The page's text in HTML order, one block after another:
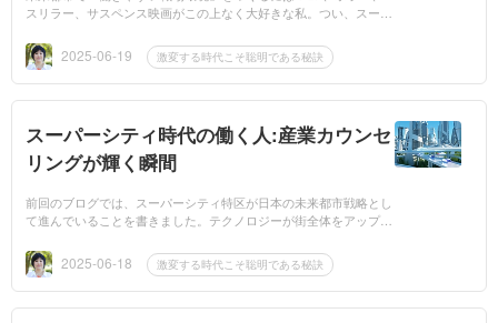
スリラー、サスペンス映画がこの上なく大好きな私。つい、スーパ
やるなら仕事が...
2025-06-19 激変する時代こそ聡明である秘訣
スーパーシティ時代の働く人:産業カウンセ
リングが輝く瞬間
前回のブログでは、スーパーシティ特区が日本の未来都市戦略とし
て進んでいることを書きました。テクノロジーが街全体をアップデ
代がすぐそこに。...
2025-06-18 激変する時代こそ聡明である秘訣